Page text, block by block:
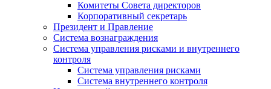
Комитеты Совета директоров
Корпоративный секретарь
Президент и Правление
Система вознаграждения
Система управления рисками и внутреннего
контроля
Система управления рисками
Система внутреннего контроля